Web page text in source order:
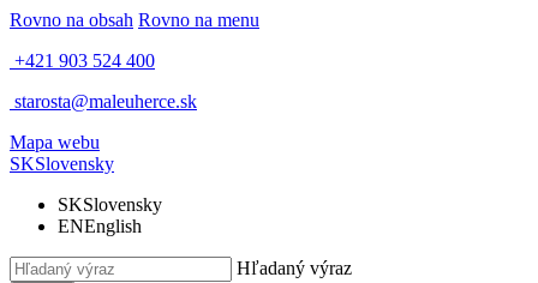
Rovno na obsah Rovno na menu
+421 903 524 400
starosta@maleuherce.sk
Mapa webu
SKSlovensky
SKSlovensky
ENEnglish
Hľadaný výraz